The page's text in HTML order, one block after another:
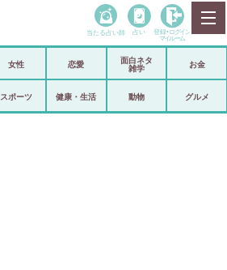
政治
当たる占い師 占い 登録• ログイン
マイルーム
女性 恋愛
面白ネタ
雑学
お金
スポーツ 健康・生活 動物 グルメ